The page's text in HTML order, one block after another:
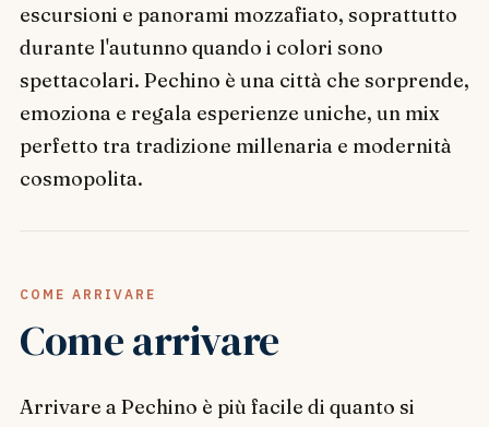
escursioni e panorami mozzafiato, soprattutto
durante l'autunno quando i colori sono
spettacolari. Pechino è una città che sorprende,
emoziona e regala esperienze uniche, un mix
perfetto tra tradizione millenaria e modernità
cosmopolita.
COME ARRIVARE
Come arrivare
Arrivare a Pechino è più facile di quanto si